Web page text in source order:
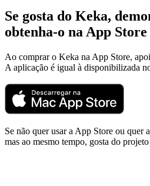
Se gosta do Keka,
obtenha-o na App
Ao comprar o Keka na App Store,
A aplicação é igual à disponibilizada
Se não quer usar a App Store ou quer
mas ao mesmo tempo, gosta do